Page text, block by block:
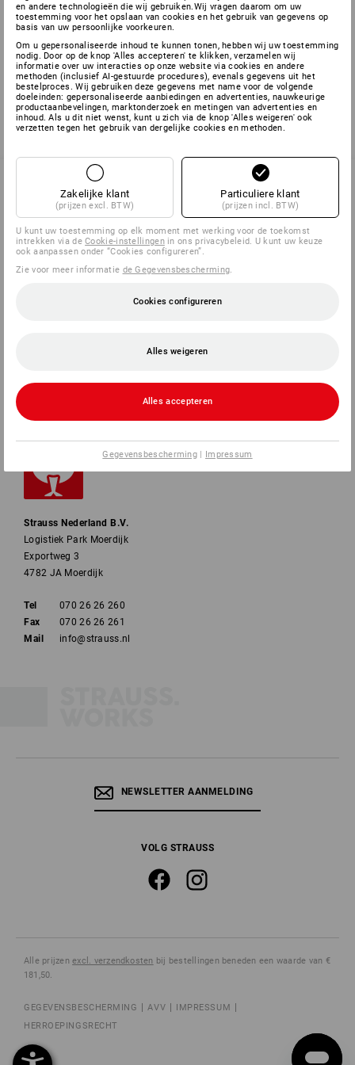
U hebt al 1 van 1 items bekeken.
SERVICE 070 26 26 260
Strauss Nederland B.V.
Logistiek Park Moerdijk
Exportweg 3
4782 JA Moerdijk
Tel
070 26 26 260
Fax
070 26 26 261
Mail
info@strauss.nl
NEWSLETTER AANMELDING
VOLG STRAUSS
Alle prijzenexcl. verzendkosten bij bestellingen beneden een waarde van €
181,50.
GEGEVENSBESCHERMING AVV
IMPRESSUM
HERROEPINGSRECHT
en andere technologieën die wij gebruiken.Wij vragen daarom om uw
toestemming voor het opslaan van cookies en het gebruik van gegevens op
basis van uw persoonlijke voorkeuren.
Om u gepersonaliseerde inhoud te kunnen tonen, hebben wij uw toestemming
nodig. Door op de knop 'Alles accepteren' te klikken, verzamelen wij
informatie over uw interacties op onze website via cookies en andere
methoden (inclusief AI-gestuurde procedures), evenals gegevens uit het
bestelproces. Wij gebruiken deze gegevens met name voor de volgende
doeleinden: gepersonaliseerde aanbiedingen en advertenties, nauwkeurige
productaanbevelingen, marktonderzoek en metingen van advertenties en
inhoud. Als u dit niet wenst, kunt u zich via de knop 'Alles weigeren' ook
verzetten tegen het gebruik van dergelijke cookies en methoden.
Zakelijke klant
(prijzen excl. BTW)
Particuliere klant
(prijzen incl. BTW)
U kunt uw toestemming op elk moment met werking voor de toekomst
intrekken via deCookie-instellingenin ons privacybeleid. U kunt uw keuze
ook aanpassen onder “Cookies configureren”.
Zie voor meer informatie de Gegevensbescherming
Cookies configureren
Alles weigeren
Alles accepteren
Gegevensbescherming | Impressum